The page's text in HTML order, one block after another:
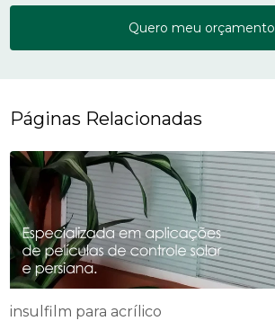
Quero meu orçamento
Páginas Relacionadas
insulfilm para acrílico